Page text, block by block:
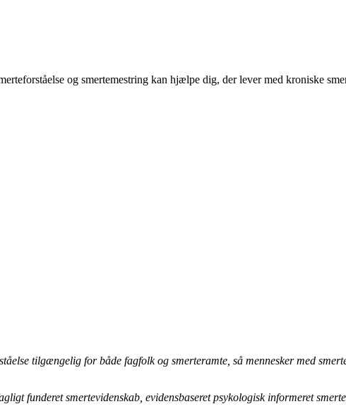
og smertemestring kan hjælpe dig, der lever med kroniske
tilgængelig for både fagfolk og smerteramte, så mennesker med
funderet smertevidenskab, evidensbaseret psykologisk informeret